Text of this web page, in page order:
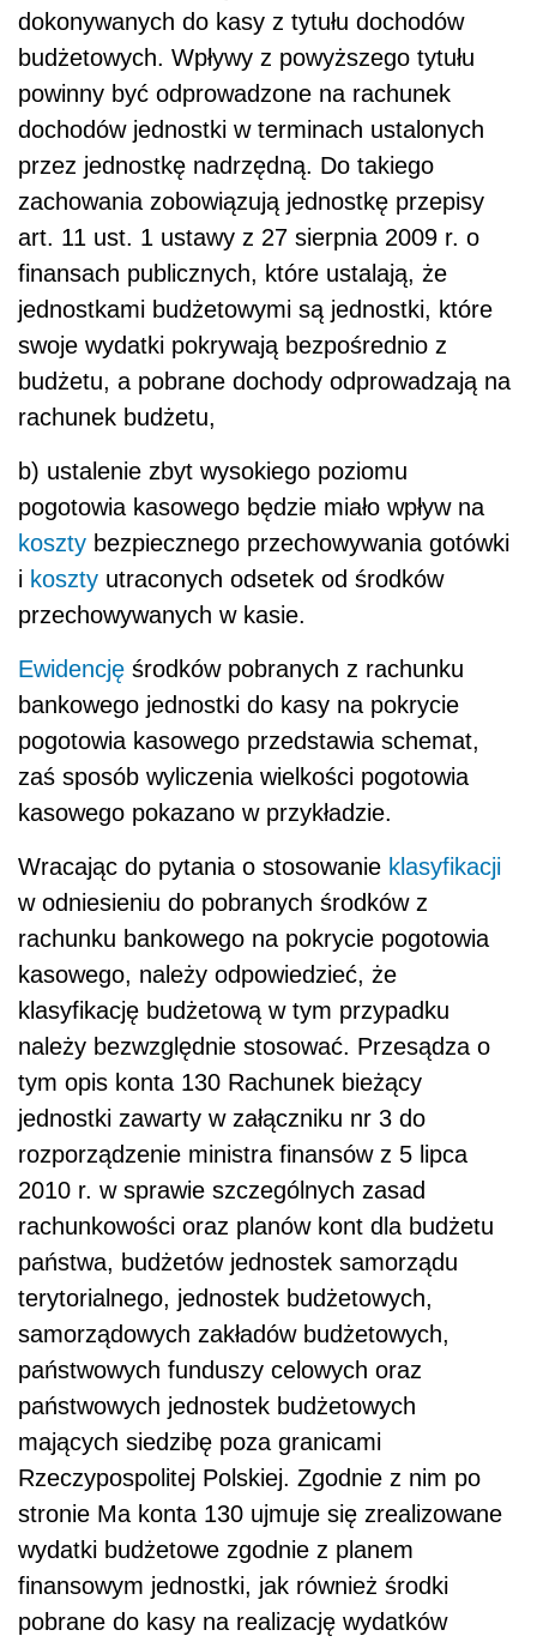
dokonywanych do kasy z tytułu dochodów
budżetowych. Wpływy z powyższego tytułu
powinny być odprowadzone na rachunek
dochodów jednostki w terminach ustalonych
przez jednostkę nadrzędną. Do takiego
zachowania zobowiązują jednostkę przepisy
art. 11 ust. 1 ustawy z 27 sierpnia 2009 r. o
finansach publicznych, które ustalają, że
jednostkami budżetowymi są jednostki, które
swoje wydatki pokrywają bezpośrednio z
budżetu, a pobrane dochody odprowadzają na
rachunek budżetu,
b) ustalenie zbyt wysokiego poziomu
pogotowia kasowego będzie miało wpływ na
koszty bezpiecznego przechowywania gotówki
i koszty utraconych odsetek od środków
przechowywanych w kasie.
Ewidencję środków pobranych z rachunku
bankowego jednostki do kasy na pokrycie
pogotowia kasowego przedstawia schemat,
zaś sposób wyliczenia wielkości pogotowia
kasowego pokazano w przykładzie.
Wracając do pytania o stosowanie klasyfikacji
w odniesieniu do pobranych środków z
rachunku bankowego na pokrycie pogotowia
kasowego, należy odpowiedzieć, że
klasyfikację budżetową w tym przypadku
należy bezwzględnie stosować. Przesądza o
tym opis konta 130 Rachunek bieżący
jednostki zawarty w załączniku nr 3 do
rozporządzenie ministra finansów z 5 lipca
2010 r. w sprawie szczególnych zasad
rachunkowości oraz planów kont dla budżetu
państwa, budżetów jednostek samorządu
terytorialnego, jednostek budżetowych,
samorządowych zakładów budżetowych,
państwowych funduszy celowych oraz
państwowych jednostek budżetowych
mających siedzibę poza granicami
Rzeczypospolitej Polskiej. Zgodnie z nim po
stronie Ma konta 130 ujmuje się zrealizowane
wydatki budżetowe zgodnie z planem
finansowym jednostki, jak również środki
pobrane do kasy na realizację wydatków